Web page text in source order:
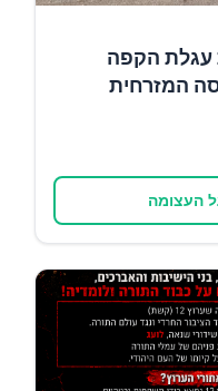
עגלת הקפה
המזרחית
העצומה